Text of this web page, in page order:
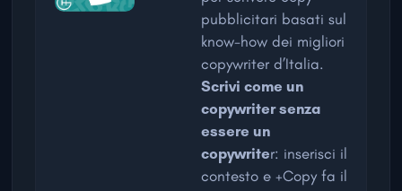
pubblicitari basati sul
know-how dei migliori
copywriter d’Italia.
Scrivi come un
copywriter senza
essere un
copywriter: inserisci il
contesto e +Copy fa il